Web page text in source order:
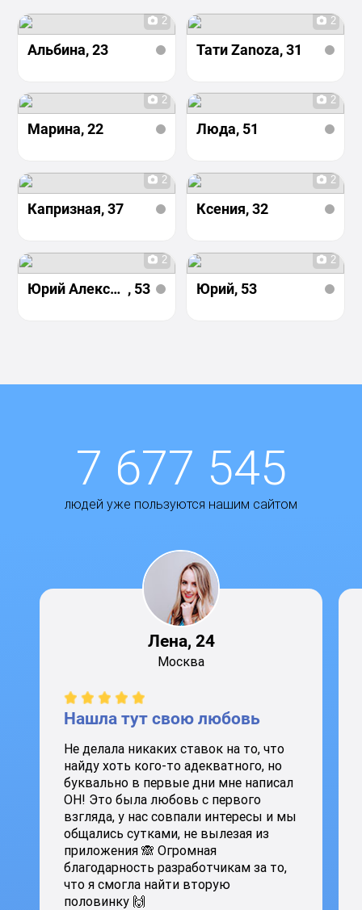
2
Альбина, 23
2
Тати Zanoza, 31
2
Марина, 22
2
Люда, 51
2
Капризная, 37
2
Ксения, 32
2
Юрий Александрович , 53
2
Юрий, 53
7 677 545
людей уже пользуются нашим сайтом
Лена, 24
Москва
Нашла тут свою любовь
Не делала никаких ставок на то, что
найду хоть кого-то адекватного, но
буквально в первые дни мне написал
ОН! Это была любовь с первого
взгляда, у нас совпали интересы и мы
общались сутками, не вылезая из
приложения 🙈 Огромная
благодарность разработчикам за то,
что я смогла найти вторую
половинку 🙌